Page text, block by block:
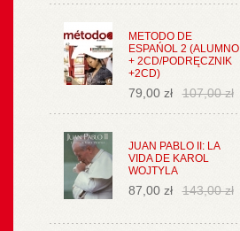
METODO DE
ESPAŃOL 2 (ALUMNO
+ 2CD/PODRĘCZNIK
+2CD)
79,00 zł 107,00 zł
JUAN PABLO II: LA
VIDA DE KAROL
WOJTYLA
87,00 zł 143,00 zł